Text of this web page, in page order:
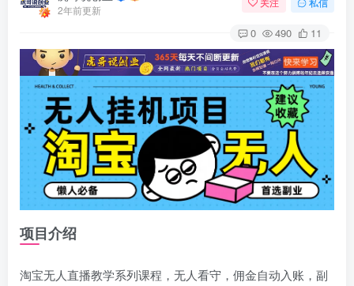
2年前更新
0 490 11
项目介绍
淘宝无人直播教学系列课程，无人看守，佣金自动入账，副